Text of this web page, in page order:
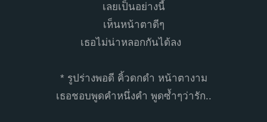
เลยเป็นอย่างนี้
เห็นหน้าตาดีๆ
เธอไม่น่าหลอกกันได้ลง
* รูปร่างพอดี คิ้วดกดำ หน้าตางาม
เธอชอบพูดคำหนึ่งคำ พูดซ้ำๆว่ารัก..